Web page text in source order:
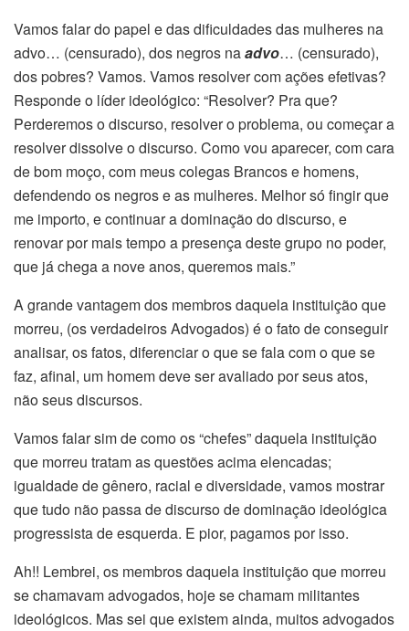
Vamos falar do papel e das dificuldades das mulheres na
advo… (censurado), dos negros naadvo… (censurado),
dos pobres? Vamos. Vamos resolver com ações efetivas?
Responde o líder ideológico: “Resolver? Pra que?
Perderemos o discurso, resolver o problema, ou começar a
resolver dissolve o discurso. Como vou aparecer, com cara
de bom moço, com meus colegas Brancos e homens,
defendendo os negros e as mulheres. Melhor só fingir que
me importo, e continuar a dominação do discurso, e
renovar por mais tempo a presença deste grupo no poder,
que já chega a nove anos, queremos mais.”
A grande vantagem dos membros daquela instituição que
morreu, (os verdadeiros Advogados) é o fato de conseguir
analisar, os fatos, diferenciar o que se fala com o que se
faz, afinal, um homem deve ser avaliado por seus atos,
não seus discursos.
Vamos falar sim de como os “chefes” daquela instituição
que morreu tratam as questões acima elencadas;
igualdade de gênero, racial e diversidade, vamos mostrar
que tudo não passa de discurso de dominação ideológica
progressista de esquerda. E pior, pagamos por isso.
Ah!! Lembrei, os membros daquela instituição que morreu
se chamavam advogados, hoje se chamam militantes
ideológicos. Mas sei que existem ainda, muitos advogados